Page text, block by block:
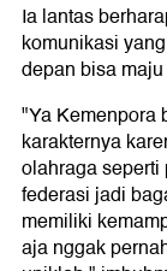
Ia lantas
komunikasi
depan bisa
"Ya Kemenpora
karakternya
olahraga
federasi jadi
memiliki
aja nggak